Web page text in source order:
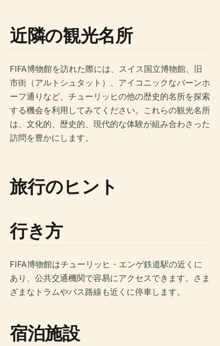
近隣の観光名所
FIFA博物館を訪れた際には、スイス国立博物館、旧
市街（アルトシュタット）、アイコニックなバーンホ
ーフ通りなど、チューリッヒの他の歴史的名所を探索
する機会を利用してみてください。これらの観光名所
は、文化的、歴史的、現代的な体験が組み合わさった
訪問を豊かにします。
旅行のヒント
行き方
FIFA博物館はチューリッヒ・エンゲ鉄道駅の近くに
あり、公共交通機関で容易にアクセスできます。さま
ざまなトラムやバス路線も近くに停車します。
宿泊施設